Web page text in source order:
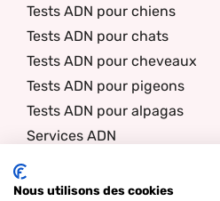
Tests ADN pour chiens
Tests ADN pour chats
Tests ADN pour cheveaux
Tests ADN pour pigeons
Tests ADN pour alpagas
Services ADN
A propos de nous
Nous utilisons des cookies